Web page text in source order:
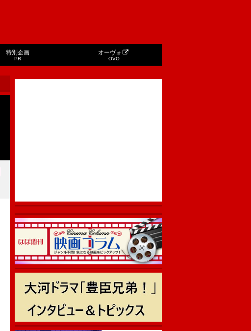
特別企画
PR
オーヴォ
OVO